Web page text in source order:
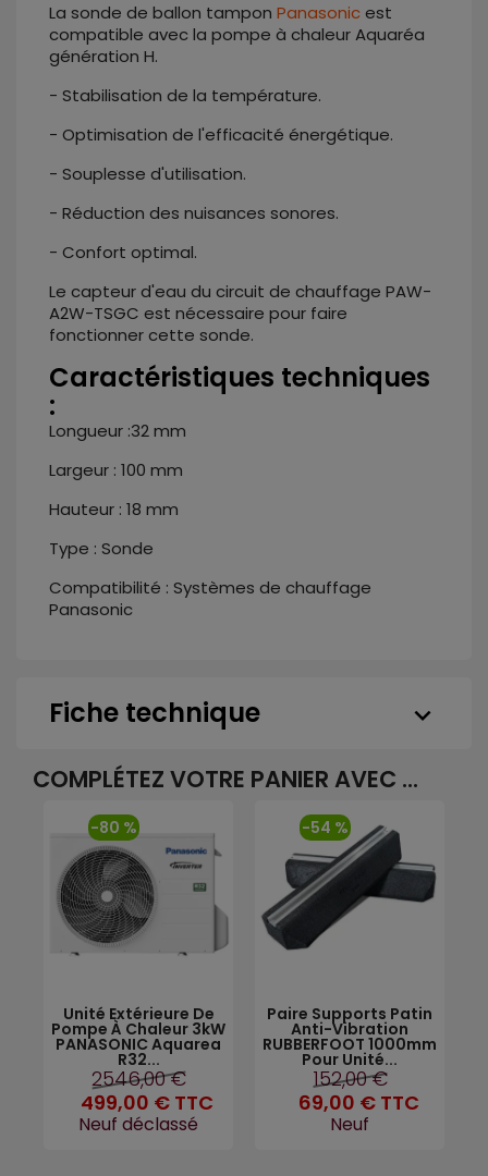
La sonde de ballon tampon Panasonicest
compatible avec la pompe à chaleur Aquaréa
génération H.
- Stabilisation de la température.
- Optimisation de l'efficacité énergétique.
- Souplesse d'utilisation.
- Réduction des nuisances sonores.
- Confort optimal.
Le capteur d'eau du circuit de chauffage PAW-
A2W-TSGC est nécessaire pour faire
fonctionner cette sonde.
Caractéristiques techniques
:
Longueur :32 mm
Largeur : 100 mm
Hauteur : 18 mm
Type : Sonde
Compatibilité : Systèmes de chauffage
Panasonic
Fiche technique keyboard_arrow_down
COMPLÉTEZ VOTRE PANIER AVEC ...
Unité Extérieure De
Pompe À Chaleur 3kW
PANASONIC Aquarea
R32...
2546,00 €
499,00 € TTC
Neuf déclassé
-80 %
Paire Supports Patin
Anti-Vibration
RUBBERFOOT 1000mm
Pour Unité...
152,00 €
69,00 € TTC
Neuf
-54 %